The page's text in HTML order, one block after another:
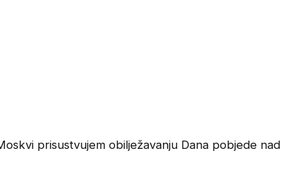
prisustvujem obilježavanju Dana pobjede nad